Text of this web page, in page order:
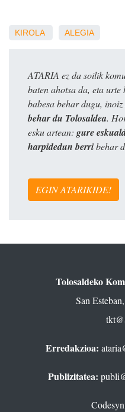
KIROLA ALEGIA
ATARIA ez da soilik
baten ahotsa da, eta urte
babesa behar dugu,
behar du Tolosaldea.
esku artean: gure
harpidedun berribehar
EGIN ATARIKIDE!
Tolosaldeko
San
Erredakzioa:
Publizitatea: